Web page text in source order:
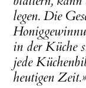
legen. Die
in der Küche
jede
heutigen Zeit.»